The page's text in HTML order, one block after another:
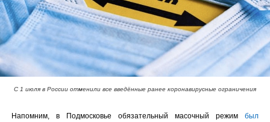
С 1 июля в России отменили все введённые ранее коронавирусные ограничения
Напомним, в Подмосковье обязательный масочный режим был